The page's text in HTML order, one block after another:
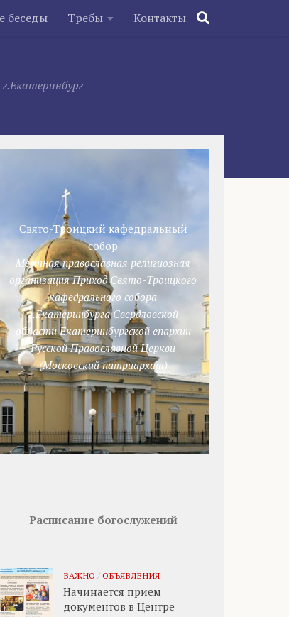
беседы Требы Контакты
г.Екатеринбург
Свято-Троицкий кафедральный
собор
Местная православная религиозная
организация Приход Свято-Троицкого
кафедрального собора
г.Екатеринбурга Свердловской
области Екатеринбургской епархии
Русской Православной Церкви
(Московский патриархат)
Расписание богослужений
ВАЖНО / ОБЪЯВЛЕНИЯ
Начинается прием
документов в Центре